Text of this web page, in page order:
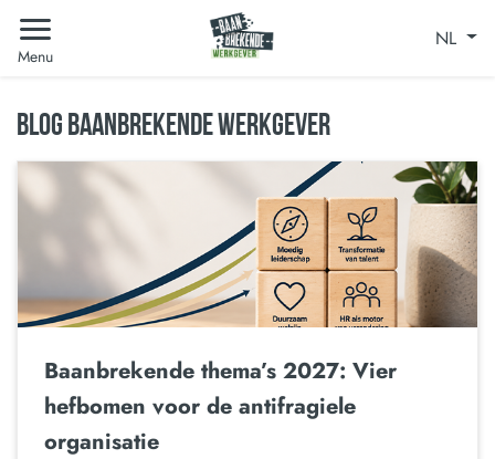
Menu
NL
BLOG BAANBREKENDE WERKGEVER
Baanbrekende thema’s 2027: Vier
hefbomen voor de antifragiele
organisatie